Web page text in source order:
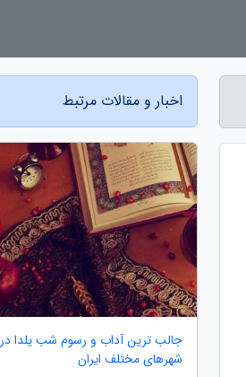
اخبار و مقالات مرتبط
جالب ترین آداب و رسوم شب یلدا در
شهرهای مختلف ایران